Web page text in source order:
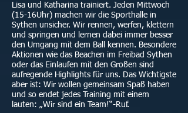
Lisa und Katharina trainiert. Jeden Mittwoch
(15-16Uhr) machen wir die Sporthalle in
Sythen unsicher. Wir rennen, werfen, klettern
und springen und lernen dabei immer besser
den Umgang mit dem Ball kennen. Besondere
Aktionen wie das Beachen im Freibad Sythen
oder das Einlaufen mit den Großen sind
aufregende Highlights für uns. Das Wichtigste
aber ist: Wir wollen gemeinsam Spaß haben
und so endet jedes Training mit einem
lauten: „Wir sind ein Team!“-Ruf.